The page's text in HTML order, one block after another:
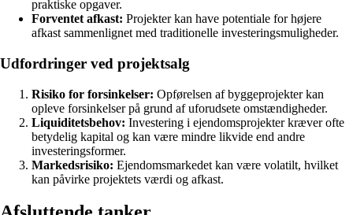
praktiske opgaver.
Forventet afkast: Projekter kan have potentiale for højere
afkast sammenlignet med traditionelle investeringsmuligheder.
Udfordringer ved projektsalg
Risiko for forsinkelser: Opførelsen af byggeprojekter kan
opleve forsinkelser på grund af uforudsete omstændigheder.
Liquiditetsbehov: Investering i ejendomsprojekter kræver ofte
betydelig kapital og kan være mindre likvide end andre
investeringsformer.
Markedsrisiko: Ejendomsmarkedet kan være volatilt, hvilket
kan påvirke projektets værdi og afkast.